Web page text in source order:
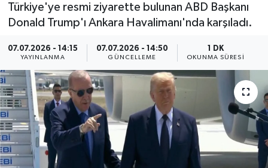
Türkiye'ye resmi ziyarette bulunan ABD Başkanı
Donald Trump'ı Ankara Havalimanı'nda karşıladı.
07.07.2026 - 14:15
YAYINLANMA
07.07.2026 - 14:50
GÜNCELLEME
1 DK
OKUNMA SÜRESI
Spor
Yaşam
Anali̇z
Bi̇li̇m & Teknoloji̇
Dünya